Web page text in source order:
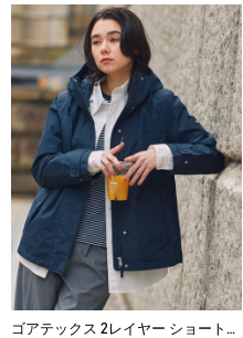
脱水後、つり干し乾燥が
アイロン仕上げ処理はで
ドライクリーニング処理
ウェットクリーニング処
ゴアテックス 2レイヤー ショートジャケット RP